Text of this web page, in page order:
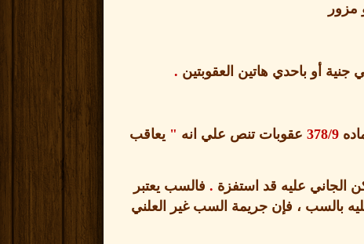
مزور
جنية أو باحدي هاتين العقوبتين .
378/9 عقوبات تنص علي انه " يعاقب
الجاني عليه قد استفزة . فالسب يعتبر
بالسب ، فإن جريمة السب غير العلني